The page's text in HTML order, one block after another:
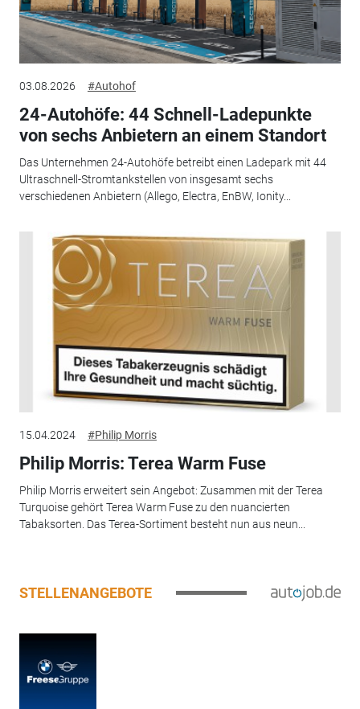
03.08.2026 #Autohof
24-Autohöfe: 44 Schnell-Ladepunkte
von sechs Anbietern an einem Standort
Das Unternehmen 24-Autohöfe betreibt einen Ladepark mit 44
Ultraschnell-Stromtankstellen von insgesamt sechs
verschiedenen Anbietern (Allego, Electra, EnBW, Ionity...
15.04.2024 #Philip Morris
Philip Morris: Terea Warm Fuse
Philip Morris erweitert sein Angebot: Zusammen mit der Terea
Turquoise gehört Terea Warm Fuse zu den nuancierten
Tabaksorten. Das Terea-Sortiment besteht nun aus neun...
STELLENANGEBOTE